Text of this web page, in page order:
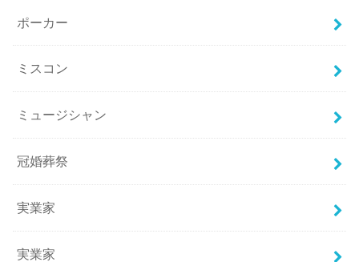
ポーカー
ミスコン
ミュージシャン
冠婚葬祭
実業家
実業家